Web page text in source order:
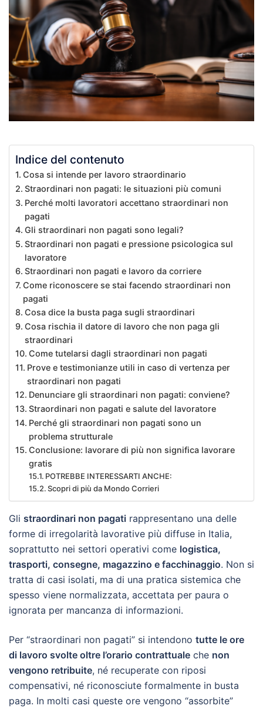
Indice del contenuto
Cosa si intende per lavoro straordinario
Straordinari non pagati: le situazioni più comuni
Perché molti lavoratori accettano straordinari non
pagati
Gli straordinari non pagati sono legali?
Straordinari non pagati e pressione psicologica sul
lavoratore
Straordinari non pagati e lavoro da corriere
Come riconoscere se stai facendo straordinari non
pagati
Cosa dice la busta paga sugli straordinari
Cosa rischia il datore di lavoro che non paga gli
straordinari
Come tutelarsi dagli straordinari non pagati
Prove e testimonianze utili in caso di vertenza per
straordinari non pagati
Denunciare gli straordinari non pagati: conviene?
Straordinari non pagati e salute del lavoratore
Perché gli straordinari non pagati sono un
problema strutturale
Conclusione: lavorare di più non significa lavorare
gratis
POTREBBE INTERESSARTI ANCHE:
Scopri di più da Mondo Corrieri
Gli straordinari non pagati rappresentano una delle
forme di irregolarità lavorative più diffuse in Italia,
soprattutto nei settori operativi come logistica,
trasporti, consegne, magazzino e facchinaggio. Non si
tratta di casi isolati, ma di una pratica sistemica che
spesso viene normalizzata, accettata per paura o
ignorata per mancanza di informazioni.
Per “straordinari non pagati” si intendono tutte le ore
di lavoro svolte oltre l’orario contrattuale che non
vengono retribuite, né recuperate con riposi
compensativi, né riconosciute formalmente in busta
paga. In molti casi queste ore vengono “assorbite”